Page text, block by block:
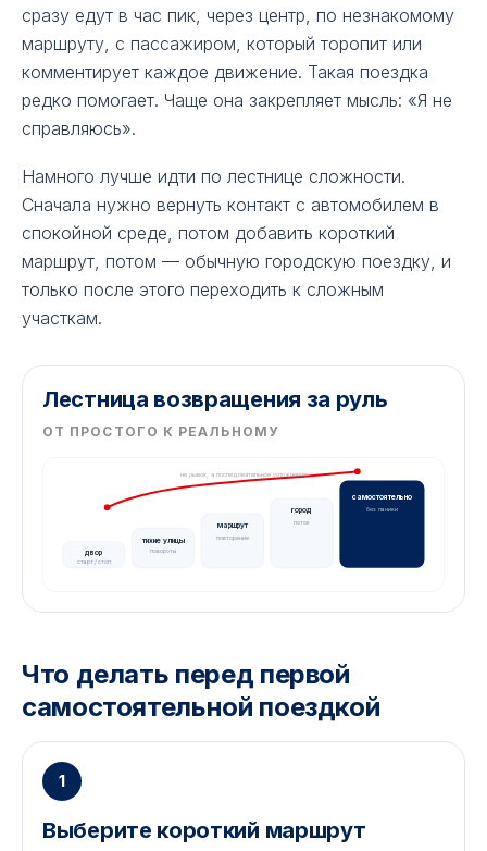
сразу едут в час пик, через центр, по незнакомому
маршруту, с пассажиром, который торопит или
комментирует каждое движение. Такая поездка
редко помогает. Чаще она закрепляет мысль: «Я не
справляюсь».
Намного лучше идти по лестнице сложности.
Сначала нужно вернуть контакт с автомобилем в
спокойной среде, потом добавить короткий
маршрут, потом — обычную городскую поездку, и
только после этого переходить к сложным
участкам.
Лестница возвращения за руль
ОТ ПРОСТОГО К РЕАЛЬНОМУ
двор
тихие улицы
маршрут
город
самостоятельно
без паники
старт / стоп
повороты
повторение
поток
не рывок, а последовательное усложнение
Что делать перед первой
самостоятельной поездкой
1
Выберите короткий маршрут